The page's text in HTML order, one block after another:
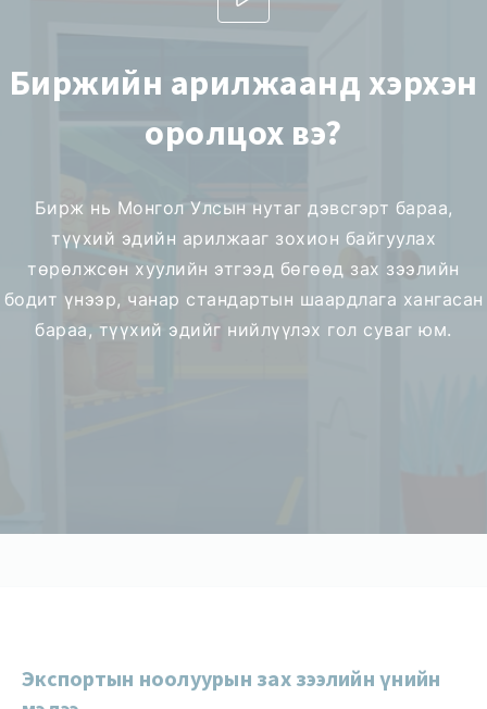
Биржийн арилжаанд хэрхэн
оролцох вэ?
Бирж нь Монгол Улсын нутаг дэвсгэрт бараа,
түүхий эдийн арилжааг зохион байгуулах
төрөлжсөн хуулийн этгээд бөгөөд зах зээлийн
бодит үнээр, чанар стандартын шаардлага хангасан
бараа, түүхий эдийг нийлүүлэх гол суваг юм.
Экспортын ноолуурын зах зээлийн үнийн